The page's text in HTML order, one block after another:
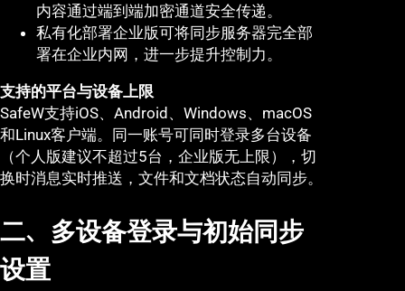
内容通过端到端加密通道安全传递。
私有化部署企业版可将同步服务器完全部
署在企业内网，进一步提升控制力。
支持的平台与设备上限
SafeW支持iOS、Android、Windows、macOS
和Linux客户端。同一账号可同时登录多台设备
（个人版建议不超过5台，企业版无上限），切
换时消息实时推送，文件和文档状态自动同步。
二、多设备登录与初始同步
设置